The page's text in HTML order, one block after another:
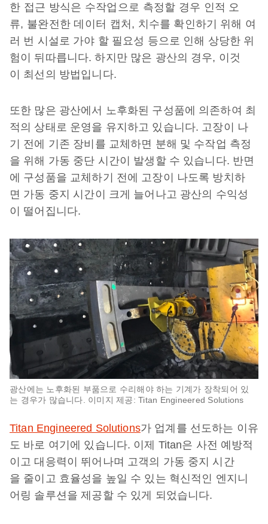
한 접근 방식은 수작업으로 측정할 경우 인적 오
류, 불완전한 데이터 캡처, 치수를 확인하기 위해 여
러 번 시설로 가야 할 필요성 등으로 인해 상당한 위
험이 뒤따릅니다. 하지만 많은 광산의 경우, 이것
이 최선의 방법입니다.
또한 많은 광산에서 노후화된 구성품에 의존하여 최
적의 상태로 운영을 유지하고 있습니다. 고장이 나
기 전에 기존 장비를 교체하면 분해 및 수작업 측정
을 위해 가동 중단 시간이 발생할 수 있습니다. 반면
에 구성품을 교체하기 전에 고장이 나도록 방치하
면 가동 중지 시간이 크게 늘어나고 광산의 수익성
이 떨어집니다.
광산에는 노후화된 부품으로 수리해야 하는 기계가 장착되어 있
는 경우가 많습니다. 이미지 제공: Titan Engineered Solutions
Titan Engineered Solutions가 업계를 선도하는 이유
도 바로 여기에 있습니다. 이제 Titan은 사전 예방적
이고 대응력이 뛰어나며 고객의 가동 중지 시간
을 줄이고 효율성을 높일 수 있는 혁신적인 엔지니
어링 솔루션을 제공할 수 있게 되었습니다.